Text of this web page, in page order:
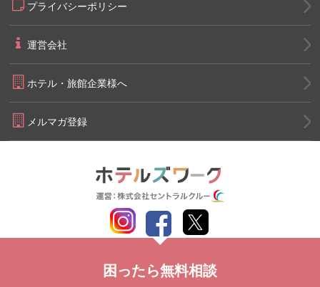
プライバシーポリシー
運営会社
ホテル・旅館企業様へ
メルマガ登録
困ったら無料相談